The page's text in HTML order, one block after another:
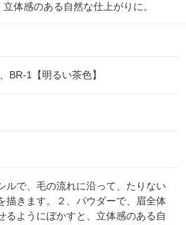
体感のある自然な仕上がりに。
BR-1【明るい茶色】
ルで、毛の流れに沿って、たりない
描きます。２、パウダーで、眉全体
るようにぼかすと、立体感のある自